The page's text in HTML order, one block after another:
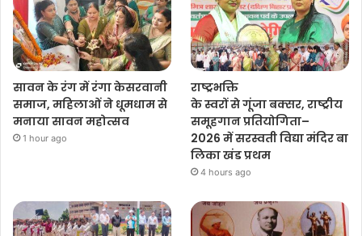
सावन के रंग में रंगा केसरवानी
समाज, महिलाओं ने धूमधाम से
मनाया सावन महोत्सव
1 hour ago
राष्ट्रभक्ति
के स्वरों से गूंजा बक्सर, राष्ट्रीय
समूहगान प्रतियोगिता–
2026 में सरस्वती विद्या मंदिर बा
लिका खंड प्रथम
4 hours ago